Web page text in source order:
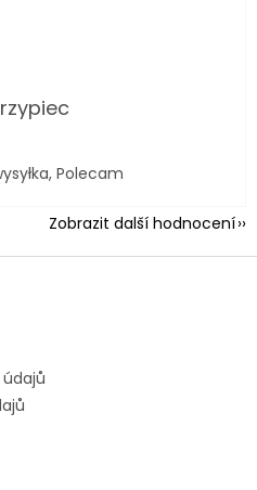
je 5 z 5 hvězdiček.
je 5 z 5 hvězdiček.
Polecam
Zobrazit další hodnocení